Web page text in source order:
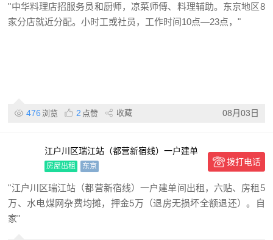
"中华料理店招服务员和厨师，凉菜师傅、料理辅助。东京地区8
家分店就近分配。小时工或社员，工作时间10点—23点，"
476 浏览 2 点赞 收藏 08月03日
江户川区瑞江站（都营新宿线）一户建单
间出租
房屋出租 东京 拨打电话
"江户川区瑞江站（都营新宿线）一户建单间出租，六贴、房租5
万、水电煤网杂费均摊，押金5万（退房无损坏全额退还）。自
家"